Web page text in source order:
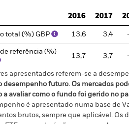
2016
2017
total (%) GBP 13,6 3,4
de referência (%)
13,7 3,7
apresentados referem-se a
desempenho futuro. Os mercados
a avaliar como o fundo foi gerido no
é apresentado numa base de
brutos, sempre que aplicável. Os